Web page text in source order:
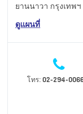
ยานนาวา กรุงเทพฯ
ดูแผนที่
โทร: 02-294-